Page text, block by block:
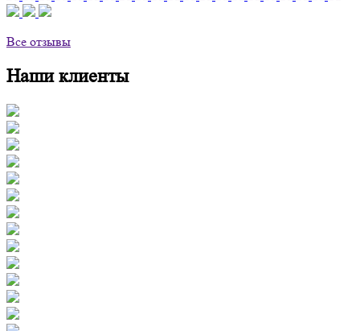
Все отзывы
Наши клиенты